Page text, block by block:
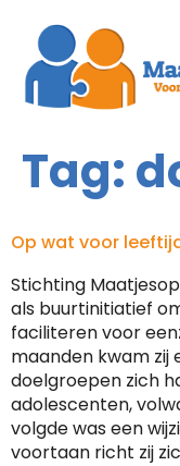
Tag:
Op wat voor
Stichting
als buurtinitiatief
faciliteren voor
maanden kwam
doelgroepen zich
adolescenten,
volgde was een
voortaan richt zij